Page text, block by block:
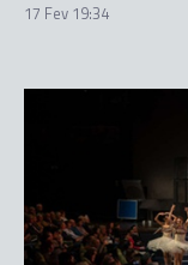
17 Fev 19:34